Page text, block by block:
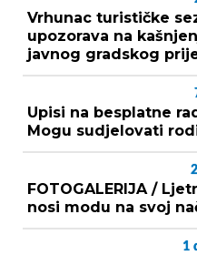
Vrhunac turističke
upozorava na
javnog gradskog
Upisi na besplatne
Mogu sudjelovati
FOTOGALERIJA /
nosi modu na svoj
1